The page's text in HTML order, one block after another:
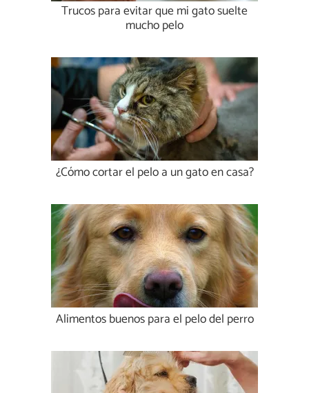
Trucos para evitar que mi gato suelte
mucho pelo
¿Cómo cortar el pelo a un gato en casa?
Alimentos buenos para el pelo del perro